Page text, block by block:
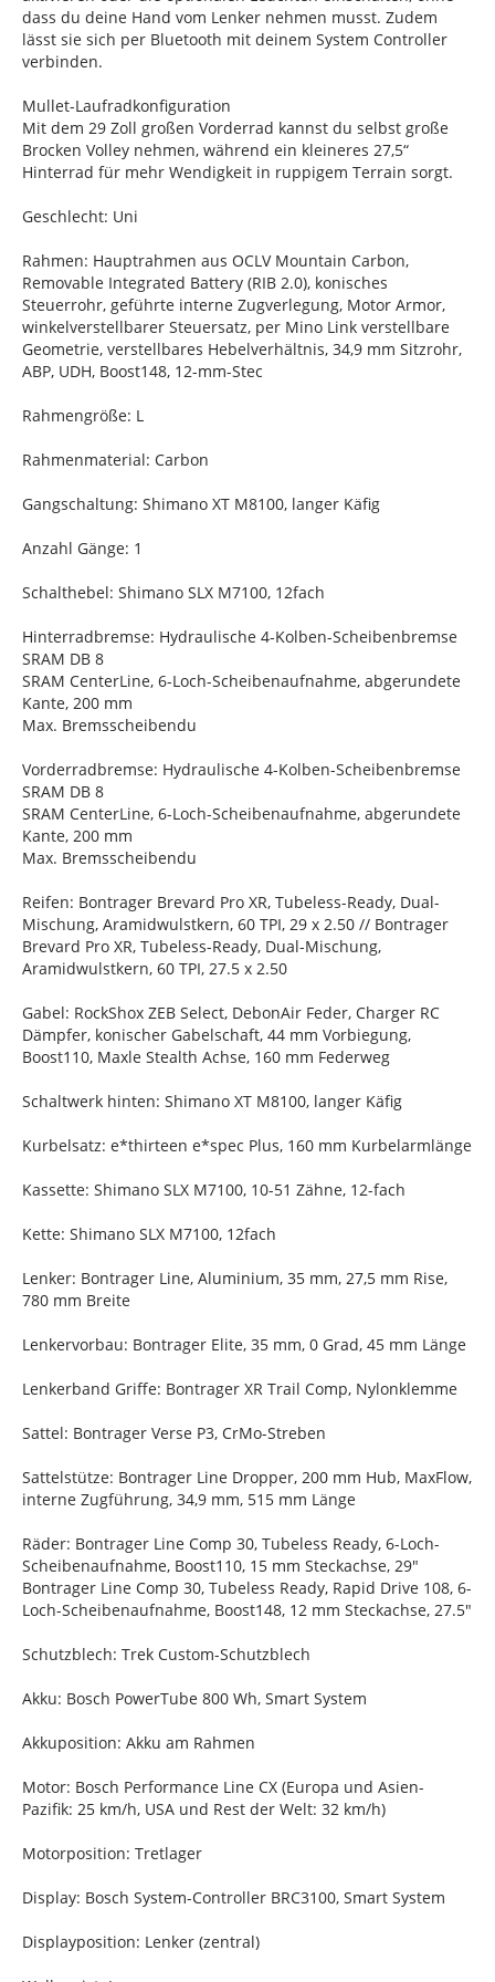
dass du deine Hand vom Lenker nehmen musst. Zudem
lässt sie sich per Bluetooth mit deinem System Controller
verbinden.
Mullet-Laufradkonfiguration
Mit dem 29 Zoll großen Vorderrad kannst du selbst große
Brocken Volley nehmen, während ein kleineres 27,5“
Hinterrad für mehr Wendigkeit in ruppigem Terrain sorgt.
Geschlecht: Uni
Rahmen: Hauptrahmen aus OCLV Mountain Carbon,
Removable Integrated Battery (RIB 2.0), konisches
Steuerrohr, geführte interne Zugverlegung, Motor Armor,
winkelverstellbarer Steuersatz, per Mino Link verstellbare
Geometrie, verstellbares Hebelverhältnis, 34,9 mm Sitzrohr,
ABP, UDH, Boost148, 12-mm-Stec
Rahmengröße: L
Rahmenmaterial: Carbon
Gangschaltung: Shimano XT M8100, langer Käfig
Anzahl Gänge: 1
Schalthebel: Shimano SLX M7100, 12fach
Hinterradbremse: Hydraulische 4-Kolben-Scheibenbremse
SRAM DB 8
SRAM CenterLine, 6-Loch-Scheibenaufnahme, abgerundete
Kante, 200 mm
Max. Bremsscheibendu
Vorderradbremse: Hydraulische 4-Kolben-Scheibenbremse
SRAM DB 8
SRAM CenterLine, 6-Loch-Scheibenaufnahme, abgerundete
Kante, 200 mm
Max. Bremsscheibendu
Reifen: Bontrager Brevard Pro XR, Tubeless-Ready, Dual-
Mischung, Aramidwulstkern, 60 TPI, 29 x 2.50 // Bontrager
Brevard Pro XR, Tubeless-Ready, Dual-Mischung,
Aramidwulstkern, 60 TPI, 27.5 x 2.50
Gabel: RockShox ZEB Select, DebonAir Feder, Charger RC
Dämpfer, konischer Gabelschaft, 44 mm Vorbiegung,
Boost110, Maxle Stealth Achse, 160 mm Federweg
Schaltwerk hinten: Shimano XT M8100, langer Käfig
Kurbelsatz: e*thirteen e*spec Plus, 160 mm Kurbelarmlänge
Kassette: Shimano SLX M7100, 10-51 Zähne, 12-fach
Kette: Shimano SLX M7100, 12fach
Lenker: Bontrager Line, Aluminium, 35 mm, 27,5 mm Rise,
780 mm Breite
Lenkervorbau: Bontrager Elite, 35 mm, 0 Grad, 45 mm Länge
Lenkerband Griffe: Bontrager XR Trail Comp, Nylonklemme
Sattel: Bontrager Verse P3, CrMo-Streben
Sattelstütze: Bontrager Line Dropper, 200 mm Hub, MaxFlow,
interne Zugführung, 34,9 mm, 515 mm Länge
Räder: Bontrager Line Comp 30, Tubeless Ready, 6-Loch-
Scheibenaufnahme, Boost110, 15 mm Steckachse, 29"
Bontrager Line Comp 30, Tubeless Ready, Rapid Drive 108, 6-
Loch-Scheibenaufnahme, Boost148, 12 mm Steckachse, 27.5"
Schutzblech: Trek Custom-Schutzblech
Akku: Bosch PowerTube 800 Wh, Smart System
Akkuposition: Akku am Rahmen
Motor: Bosch Performance Line CX (Europa und Asien-
Pazifik: 25 km/h, USA und Rest der Welt: 32 km/h)
Motorposition: Tretlager
Display: Bosch System-Controller BRC3100, Smart System
Displayposition: Lenker (zentral)